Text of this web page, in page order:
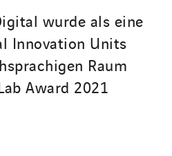
wurde als eine
Innovation Units
Raum
Award 2021